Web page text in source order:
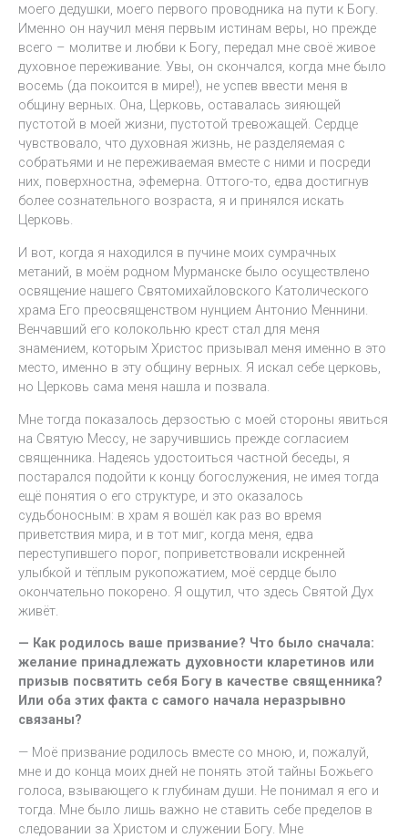
моего дедушки, моего первого проводника на пути к Богу.
Именно он научил меня первым истинам веры, но прежде
всего – молитве и любви к Богу, передал мне своё живое
духовное переживание. Увы, он скончался, когда мне было
восемь (да покоится в мире!), не успев ввести меня в
общину верных. Она, Церковь, оставалась зияющей
пустотой в моей жизни, пустотой тревожащей. Сердце
чувствовало, что духовная жизнь, не разделяемая с
собратьями и не переживаемая вместе с ними и посреди
них, поверхностна, эфемерна. Оттого-то, едва достигнув
более сознательного возраста, я и принялся искать
Церковь.
И вот, когда я находился в пучине моих сумрачных
метаний, в моём родном Мурманске было осуществлено
освящение нашего Святомихайловского Католического
храма Его преосвященством нунцием Антонио Меннини.
Венчавший его колокольню крест стал для меня
знамением, которым Христос призывал меня именно в это
место, именно в эту общину верных. Я искал себе церковь,
но Церковь сама меня нашла и позвала.
Мне тогда показалось дерзостью с моей стороны явиться
на Святую Мессу, не заручившись прежде согласием
священника. Надеясь удостоиться частной беседы, я
постарался подойти к концу богослужения, не имея тогда
ещё понятия о его структуре, и это оказалось
судьбоносным: в храм я вошёл как раз во время
приветствия мира, и в тот миг, когда меня, едва
переступившего порог, поприветствовали искренней
улыбкой и тёплым рукопожатием, моё сердце было
окончательно покорено. Я ощутил, что здесь Святой Дух
живёт.
— Как родилось ваше призвание? Что было сначала:
желание принадлежать духовности кларетинов или
призыв посвятить себя Богу в качестве священника?
Или оба этих факта с самого начала неразрывно
связаны?
— Моё призвание родилось вместе со мною, и, пожалуй,
мне и до конца моих дней не понять этой тайны Божьего
голоса, взывающего к глубинам души. Не понимал я его и
тогда. Мне было лишь важно не ставить себе пределов в
следовании за Христом и служении Богу. Мне